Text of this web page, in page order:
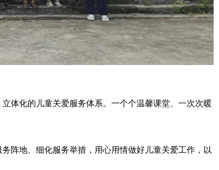
化的儿童关爱服务体系。一个个温馨课堂、一次次暖
地、细化服务举措，用心用情做好儿童关爱工作，以